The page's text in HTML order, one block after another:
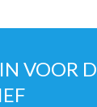
VOOR